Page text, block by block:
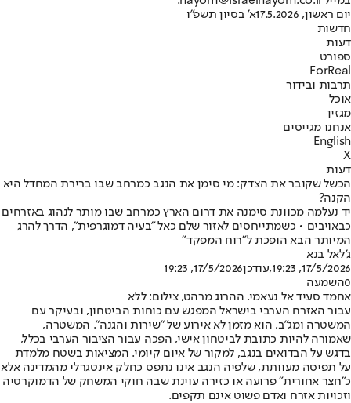
יום ראשון, 17.5.2026
א' בסיון תשפ"ו
חדשות
דעות
ספורט
ForReal
תרבות ובידור
אוכל
מגזין
אנחנו מגייסים
English
X
דעות
הכשל שקובר את הצדק: מי סימן את הנגב כמרחב שבו ברירת המחדל היא
הקנה?
יד נעלמה מכוונת סימנה את דרום הארץ כמרחב שבו מותר לנהוג באזרחים
כבאויבים • כשמתייחסים לאזור שלם כאל "בעיה דמוגרפית", הדרך להרג
המיותר הבא הופכת ל"רוח המפקד"
ג'לאל בנא
17/5/2026, 19:23
,עודכן17/5/2026, 19:23
0השמעה
אחמד סעיד אל נעאמי. ההרוג מרהט, צילום: ללא
עבור האזרח הערבי בישראל המפגש עם כוחות הביטחון, ובעיקר עם
המשטרה ומג"ב, הוא מזמן לא אירוע של "שירות והגנה". המשטרה,
שאמורה להיות כתובת לביטחון אישי, הפכה עבור הציבור הערבי בכלל,
בדגש על הבדואים בנגב, למקור של איום קיומי. המציאות בשטח מלמדת
על תפיסה מעוותת, שלפיה הנגב אינו נתפס כחלק אינטגרלי מהמדינה אלא
כ"חצר אחורית" פרועה או כזירה עוינת שבה חוקי המשחק של הדמוקרטיה
וזכויות אזרח ואדם פשוט אינם תקפים.